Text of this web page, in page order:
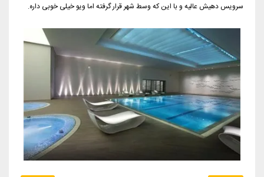
سرویس دهیش عالیه و با این که وسط شهر قرار گرفته اما ویو خیلی خوبی داره.